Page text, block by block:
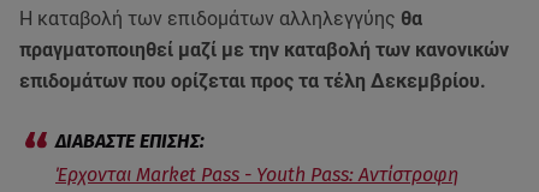
Η καταβολή των επιδομάτων αλληλεγγύης θα
πραγματοποιηθεί μαζί με την καταβολή των κανονικών
επιδομάτων που ορίζεται προς τα τέλη Δεκεμβρίου.
Έρχονται Market Pass - Youth Pass: Αντίστροφη